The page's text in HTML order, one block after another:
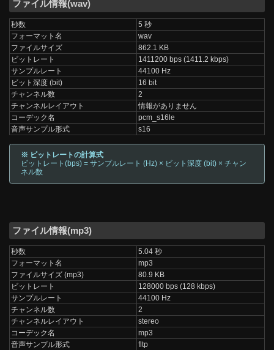
ファイル情報(wav)
秒数
5 秒
フォーマット名
wav
ファイルサイズ
862.1 KB
ビットレート
1411200 bps (1411.2 kbps)
サンプルレート
44100 Hz
ビット深度 (bit)
16 bit
チャンネル数
2
チャンネルレイアウト
情報がありません
コーデック名
pcm_s16le
音声サンプル形式
s16
※ ビットレートの計算式
ビットレート(bps) = サンプルレート (Hz) × ビット深度 (bit) × チャン
ネル数
ファイル情報(mp3)
秒数
5.04 秒
フォーマット名
mp3
ファイルサイズ (mp3)
80.9 KB
ビットレート
128000 bps (128 kbps)
サンプルレート
44100 Hz
チャンネル数
2
チャンネルレイアウト
stereo
コーデック名
mp3
音声サンプル形式
fltp